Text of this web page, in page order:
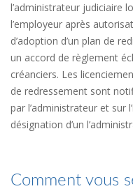
l’administrateur judiciaire
l’employeur après
d’adoption d’un plan de
un accord de règlement
créanciers. Les
de redressement sont
par l’administrateur et sur
désignation d’un
Comment vous